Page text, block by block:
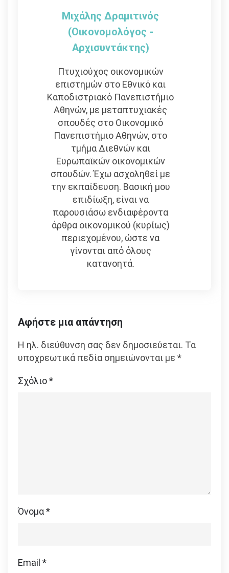
Μιχάλης Δραμιτινός
(Οικονομολόγος -
Αρχισυντάκτης)
Πτυχιούχος οικονομικών
επιστημών στο Εθνικό και
Καποδιστριακό Πανεπιστήμιο
Αθηνών, με μεταπτυχιακές
σπουδές στο Οικονομικό
Πανεπιστήμιο Αθηνών, στο
τμήμα Διεθνών και
Ευρωπαϊκών οικονομικών
σπουδών. Έχω ασχοληθεί με
την εκπαίδευση. Βασική μου
επιδίωξη, είναι να
παρουσιάσω ενδιαφέροντα
άρθρα οικονομικού (κυρίως)
περιεχομένου, ώστε να
γίνονται από όλους
κατανοητά.
Αφήστε μια απάντηση
Η ηλ. διεύθυνση σας δεν δημοσιεύεται. Τα
υποχρεωτικά πεδία σημειώνονται με *
Σχόλιο*
Όνομα*
Email *